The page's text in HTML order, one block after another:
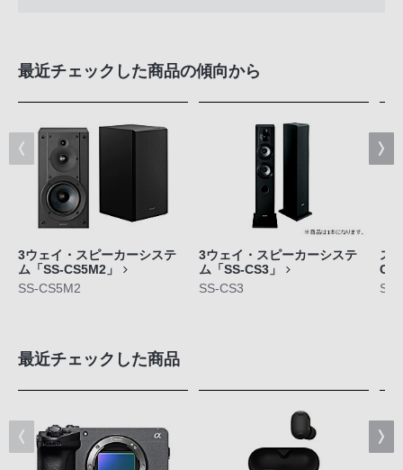
最近チェックした商品の傾向から
3ウェイ・スピーカーシステ
ム「SS-CS5M2」
SS-CS5M2
3ウェイ・スピーカーシステ
ム「SS-CS3」
SS-CS3
ス
SS-
最近チェックした商品